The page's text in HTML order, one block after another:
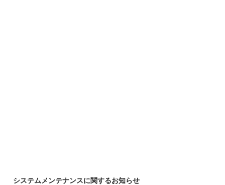
システムメンテナンスに関するお知らせ